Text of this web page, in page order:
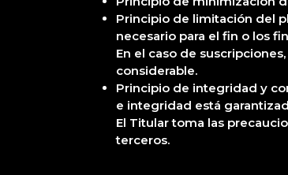
Principio de limitación del
necesario para el fin o los
En el caso de
considerable.
Principio de integridad y
e integridad está
El Titular toma las
terceros.